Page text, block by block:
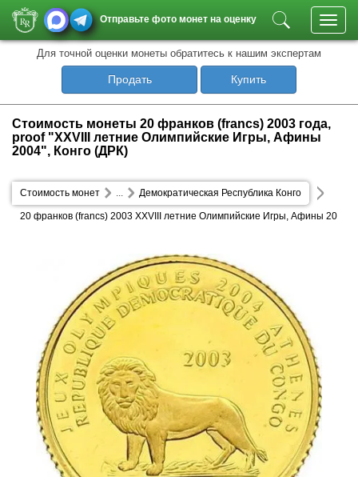
Отправьте фото монет на оценку
Для точной оценки монеты обратитесь к нашим экспертам
Продать Купить
Стоимость монеты 20 франков (francs) 2003 года,
proof "XXVIII летние Олимпийские Игры, Афины
2004", Конго (ДРК)
Стоимость монет Демократическая Республика Конго
...
20 франков (francs) 2003 XXVIII летние Олимпийские Игры, Афины 20